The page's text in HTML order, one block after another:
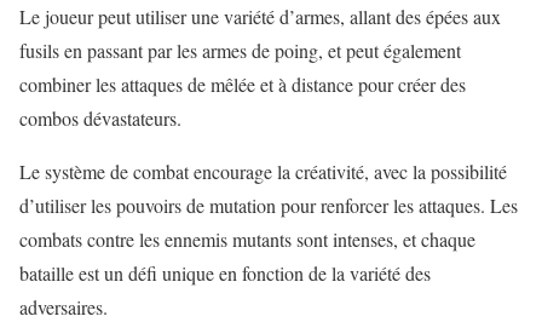
Le joueur peut utiliser une variété d’armes, allant des épées aux
fusils en passant par les armes de poing, et peut également
combiner les attaques de mêlée et à distance pour créer des
combos dévastateurs.
Le système de combat encourage la créativité, avec la possibilité
d’utiliser les pouvoirs de mutation pour renforcer les attaques. Les
combats contre les ennemis mutants sont intenses, et chaque
bataille est un défi unique en fonction de la variété des
adversaires.